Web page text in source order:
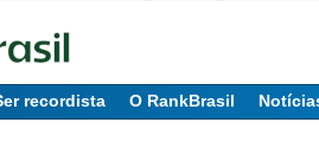
recordista O RankBrasil